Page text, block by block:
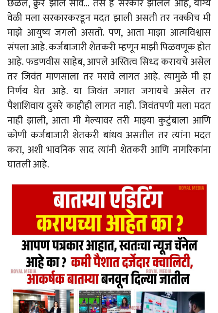
छळले, क्रुर झाले साव… तसं हे सरकार झालेले आहे, योग्य
वेळी मला सरकारकरडून मदत झाली असती तर नक्कीच मी
माझे आयुष्य जगलो असतो. पण, आता माझा आत्मविश्वास
संपला आहे. कर्जबाजारी शेतकरी म्हणून माझी पिळवणूक होत
आहे. फडणवीस साहेब, आपले अस्तित्व सिध्द करायचे असेल
तर जिवंत माणसाला तर मरावे लागत आहे. त्यामुळे मी हा
निर्णय घेत आहे. या जिवंत जगात जगायचे असेल तर
पैशाशिवाय दुसरे काहीही लागत नाही. जिवंतपणी मला मदत
नाही झाली, आता मी मेल्यावर तरी माझ्या कुटुंबाला आणि
कोणी कर्जबाजारी शेतकरी बांधव असतील तर त्यांना मदत
करा, अशी भावनिक साद त्यांनी शेतकरी आणि नागरिकांना
घातली आहे.